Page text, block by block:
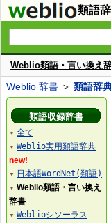
類語
Weblio類語・言い換え
Weblio 辞書 ＞ 類語辞
類語収録辞書
▼ 全て
▼ Weblio実用類語辞典
new!
▼ 日本語WordNet(類語)
▼ Weblio類語・言い換え
辞書
▼ Weblioシソーラス